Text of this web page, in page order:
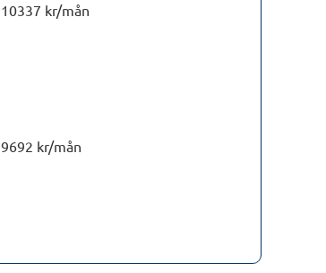
10337 kr/mån
9692 kr/mån